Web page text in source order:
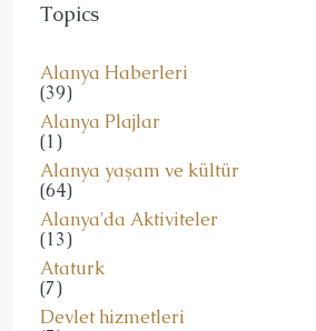
Topics
Alanya Haberleri
(39)
Alanya Plajlar
(1)
Alanya yaşam ve kültür
(64)
Alanya'da Aktiviteler
(13)
Ataturk
(7)
Devlet hizmetleri